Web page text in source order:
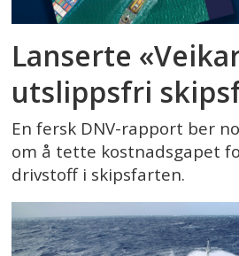
Lanserte
utslippsfri
En fersk DNV-rapport ber
om å tette kostnadsgapet
drivstoff i skipsfarten.